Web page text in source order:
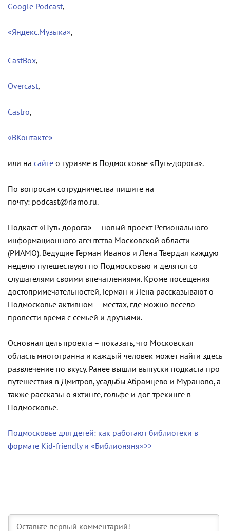
Google Podcast,
«Яндекс.Музыка»,
CastBox,
Overcast,
Castro,
«ВКонтакте»
или на сайте о туризме в Подмосковье «Путь-дорога».
По вопросам сотрудничества пишите на
почту: podcast@riamo.ru.
Подкаст «Путь-дорога» — новый проект Регионального
информационного агентства Московской области
(РИАМО). Ведущие Герман Иванов и Лена Твердая каждую
неделю путешествуют по Подмосковью и делятся со
слушателями своими впечатлениями. Кроме посещения
достопримечательностей, Герман и Лена рассказывают о
Подмосковье активном — местах, где можно весело
провести время с семьей и друзьями.
Основная цель проекта – показать, что Московская
область многогранна и каждый человек может найти здесь
развлечение по вкусу. Ранее вышли выпуски подкаста про
путешествия в Дмитров, усадьбы Абрамцево и Мураново, а
также рассказы о яхтинге, гольфе и дог-трекинге в
Подмосковье.
Подмосковье для детей: как работают библиотеки в
формате Kid-friendly и «Библионяня»>>